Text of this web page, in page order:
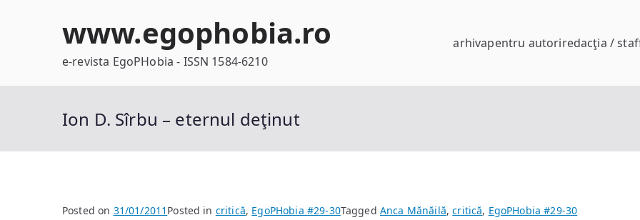
www.egophobia.ro
e-revista EgoPHobia - ISSN 1584-6210
arhivapentru autoriredacţia /
Ion D. Sîrbu – eternul deţinut
Posted on 31/01/2011 Posted in critică, EgoPHobia #29-30Tagged Anca Mănăilă,critică, EgoPHobia #29-30